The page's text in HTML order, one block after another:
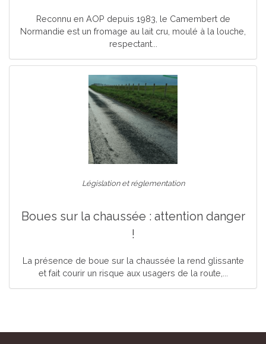
Reconnu en AOP depuis 1983, le Camembert de
Normandie est un fromage au lait cru, moulé à la louche,
respectant...
Législation et réglementation
Boues sur la chaussée : attention danger
!
La présence de boue sur la chaussée la rend glissante
et fait courir un risque aux usagers de la route,...